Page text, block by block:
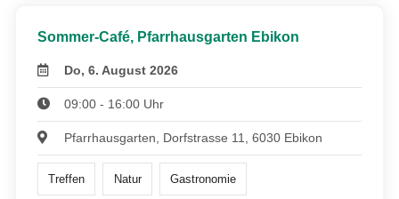
Sommer-Café, Pfarrhausgarten Ebikon
Do, 6. August 2026
09:00 - 16:00 Uhr
Pfarrhausgarten, Dorfstrasse 11, 6030 Ebikon
Treffen Natur Gastronomie